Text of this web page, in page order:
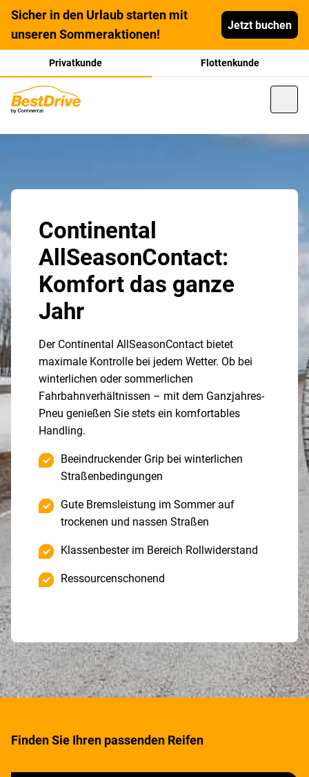
Sicher in den Urlaub starten mit
unseren Sommeraktionen!
Jetzt buchen
Privatkunde Flottenkunde
Continental
AllSeasonContact:
Komfort das ganze
Jahr
Der Continental AllSeasonContact bietet
maximale Kontrolle bei jedem Wetter. Ob bei
winterlichen oder sommerlichen
Fahrbahnverhältnissen – mit dem Ganzjahres-
Pneu genießen Sie stets ein komfortables
Handling.
Beeindruckender Grip bei winterlichen
Straßenbedingungen
Gute Bremsleistung im Sommer auf
trockenen und nassen Straßen
Klassenbester im Bereich Rollwiderstand
Ressourcenschonend
Finden Sie Ihren passenden Reifen